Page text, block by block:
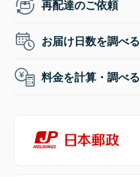
再配達のご依頼
お届け日数を調べる
料金を計算・調べる